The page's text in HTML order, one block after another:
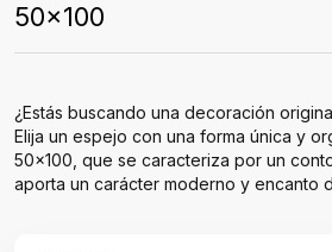
50x100
¿Estás buscando una decoración
Elija un espejo con una forma única y
50x100, que se caracteriza por un
aporta un carácter moderno y encanto